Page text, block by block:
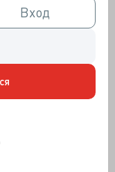
Вход
Вход
интересно? Нет,
поглупение
- мол,
деле